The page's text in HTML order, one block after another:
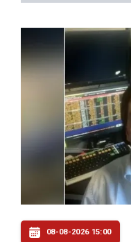
08-08-2026 15:00